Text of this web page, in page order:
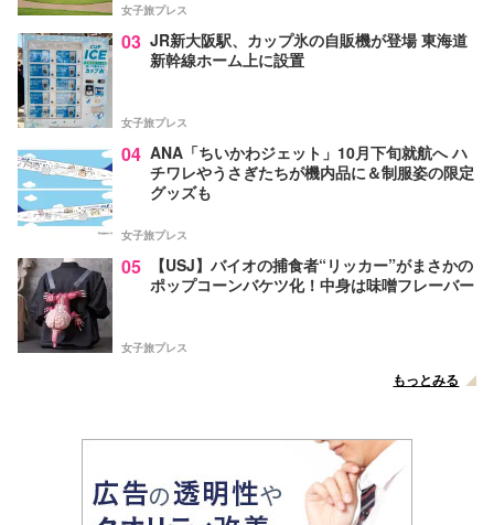
女子旅プレス
03 JR新大阪駅、カップ氷の自販機が登場 東海道
新幹線ホーム上に設置
女子旅プレス
04 ANA「ちいかわジェット」10月下旬就航へ ハ
チワレやうさぎたちが機内品に＆制服姿の限定
グッズも
女子旅プレス
05
【USJ】バイオの捕食者“リッカー”がまさかの
ポップコーンバケツ化！中身は味噌フレーバー
女子旅プレス
もっとみる